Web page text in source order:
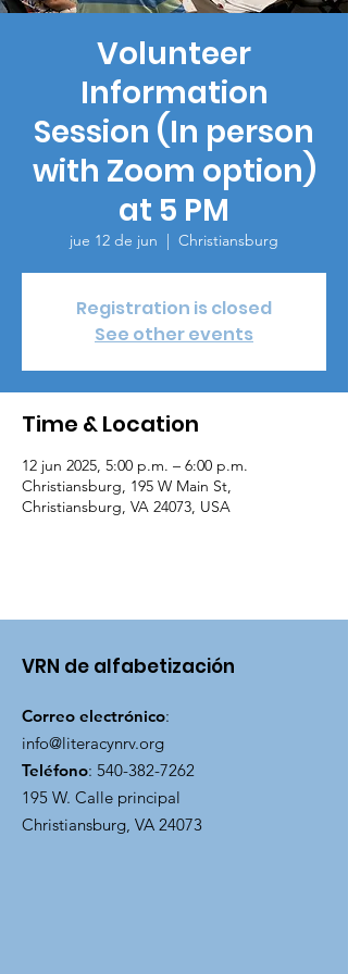
Volunteer
Information
Session (In person
with Zoom option)
at 5 PM
jue 12 de jun
  |
Christiansburg
Registration is closed
See other events
Time & Location
12 jun 2025, 5:00 p.m. – 6:00 p.m.
Christiansburg, 195 W Main St,
Christiansburg, VA 24073, USA
VRN de alfabetización
Correo electrónico:
info@literacynrv.org
Teléfono: 540-382-7262
195 W. Calle principal
Christiansburg, VA 24073